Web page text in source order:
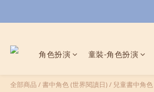
角色扮演 童裝-角色扮演
全部商品 /書中角色 (世界閱讀日)/ 兒童書中角色